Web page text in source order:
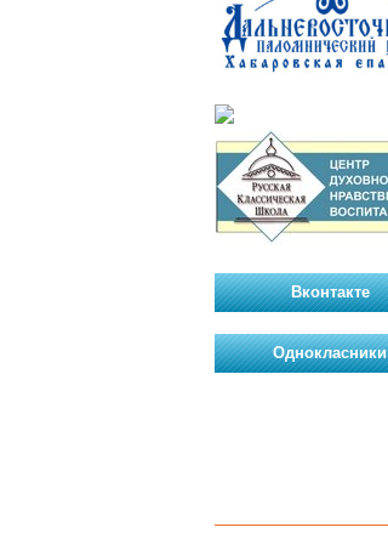
Вконтакте
Однокласники